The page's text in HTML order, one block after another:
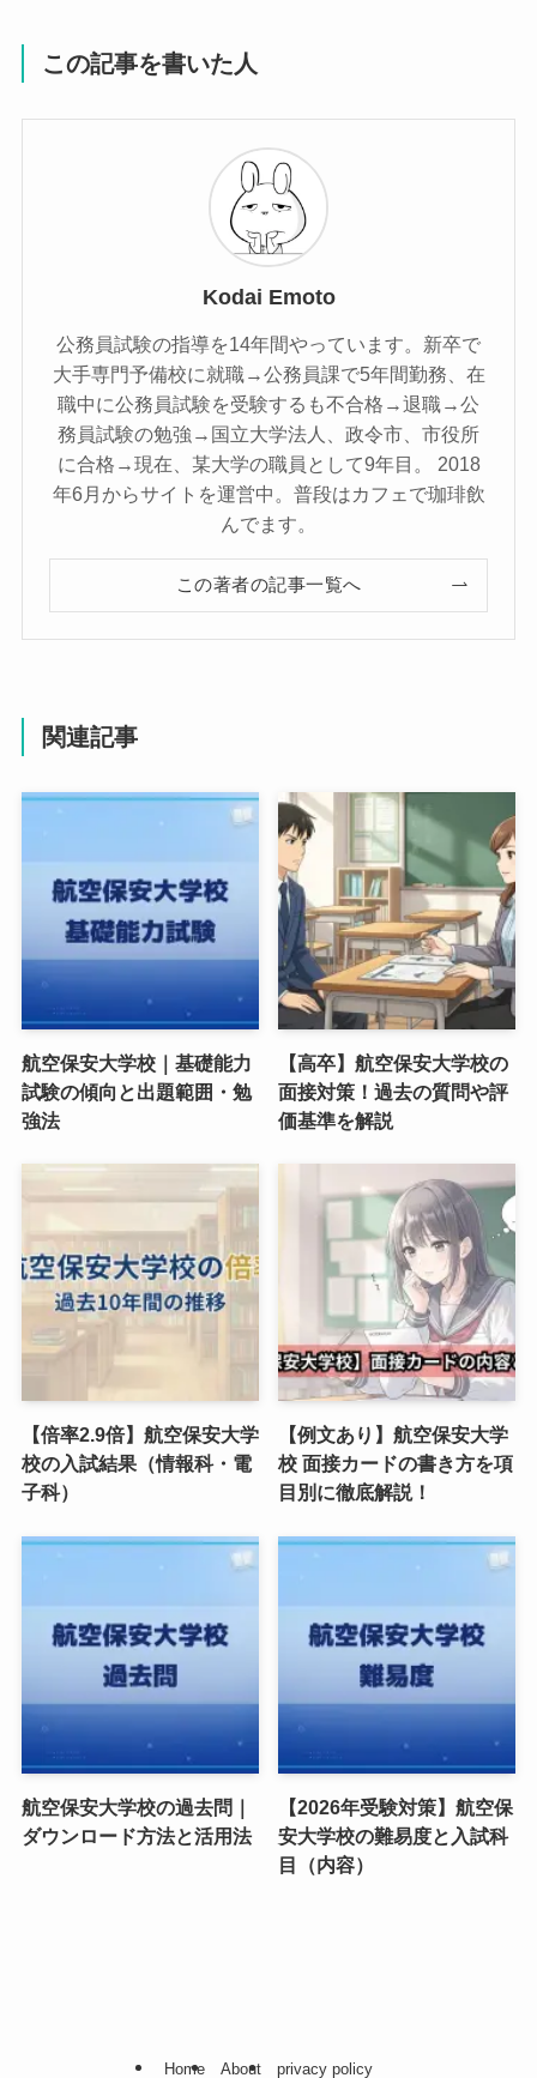
この記事を書いた人
Kodai Emoto
公務員試験の指導を14年間やっています。新卒で
大手専門予備校に就職→公務員課で5年間勤務、在
職中に公務員試験を受験するも不合格→退職→公
務員試験の勉強→国立大学法人、政令市、市役所
に合格→現在、某大学の職員として9年目。 2018
年6月からサイトを運営中。普段はカフェで珈琲飲
んでます。
この著者の記事一覧へ
関連記事
航空保安大学校｜基礎能力
試験の傾向と出題範囲・勉
強法
【高卒】航空保安大学校の
面接対策！過去の質問や評
価基準を解説
【倍率2.9倍】航空保安大学
校の入試結果（情報科・電
子科）
【例文あり】航空保安大学
校 面接カードの書き方を項
目別に徹底解説！
航空保安大学校の過去問｜
ダウンロード方法と活用法
【2026年受験対策】航空保
安大学校の難易度と入試科
目（内容）
Home About privacy policy